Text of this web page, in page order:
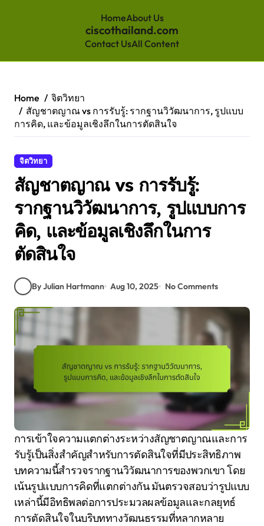
HomeAbout Us
ciscothailand.com
Contact UsAll Content
content
Home
จิตวิทยา
สัญชาตญาณ vs การรับรู้: รากฐานวิวัฒนาการ, รูปแบบ
การคิด, และข้อมูลเชิงลึกในการตัดสินใจ
จิตวิทยา
สัญชาตญาณ vs การรับรู้:
รากฐานวิวัฒนาการ, รูปแบบการ
คิด, และข้อมูลเชิงลึกในการ
ตัดสินใจ
By Julian Hartmann Aug 10, 2025 No Comments
การเข้าใจความแตกต่างระหว่างสัญชาตญาณและการ
รับรู้เป็นสิ่งสำคัญสำหรับการตัดสินใจที่มีประสิทธิภาพ
บทความนี้สำรวจรากฐานวิวัฒนาการของพวกเขา โดย
เน้นรูปแบบการคิดที่แตกต่างกัน มันตรวจสอบว่ารูปแบบ
เหล่านี้มีอิทธิพลต่อการประมวลผลข้อมูลและกลยุทธ์
การตัดสินใจในบริบททางวัฒนธรรมที่หลากหลาย